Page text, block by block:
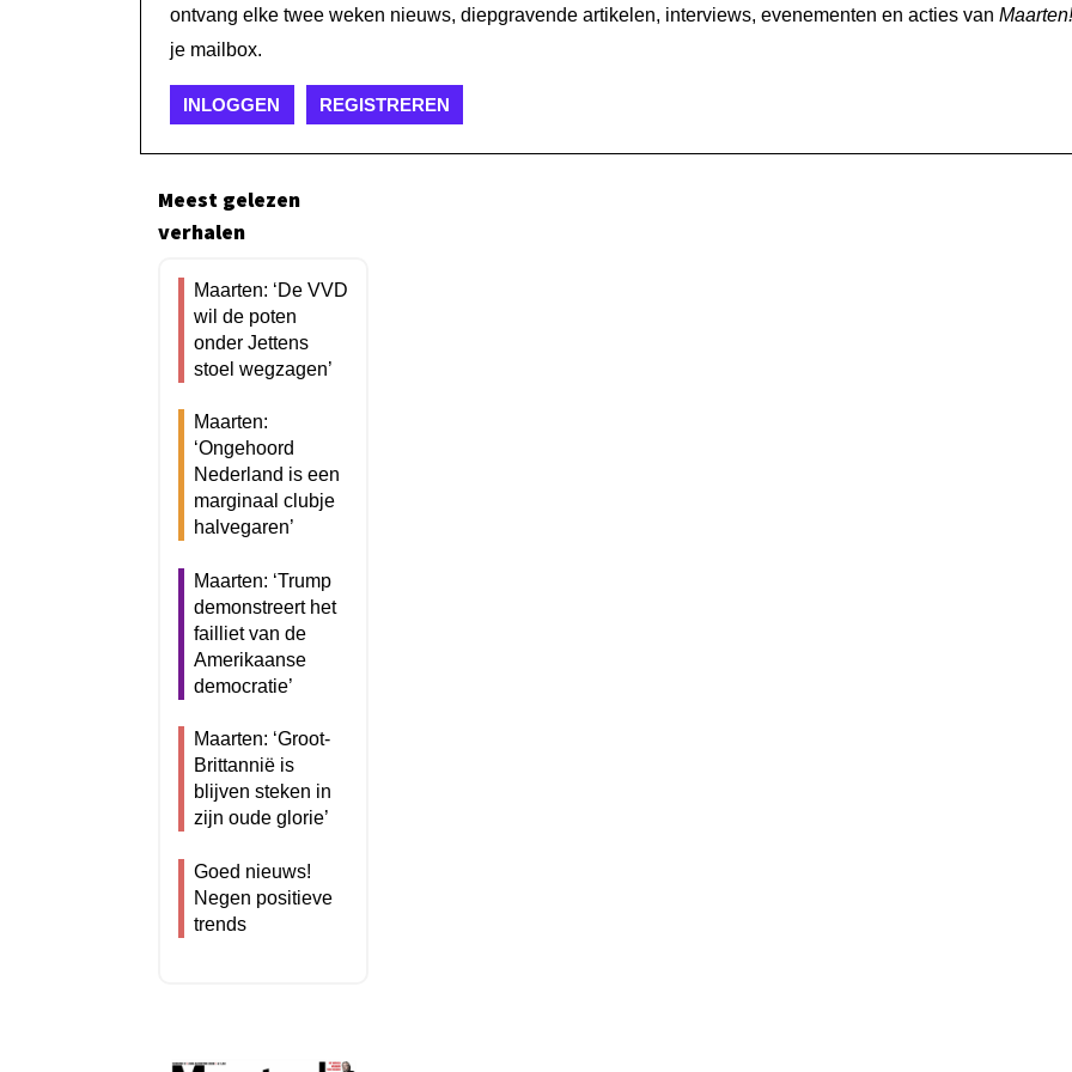
ontvang elke twee weken nieuws, diepgravende artikelen, interviews, evenementen en acties van Maarten!
je mailbox.
INLOGGEN REGISTREREN
Meest gelezen
verhalen
Maarten: ‘De VVD
wil de poten
onder Jettens
stoel wegzagen’
Maarten:
‘Ongehoord
Nederland is een
marginaal clubje
halvegaren’
Maarten: ‘Trump
demonstreert het
failliet van de
Amerikaanse
democratie’
Maarten: ‘Groot-
Brittannië is
blijven steken in
zijn oude glorie’
Goed nieuws!
Negen positieve
trends